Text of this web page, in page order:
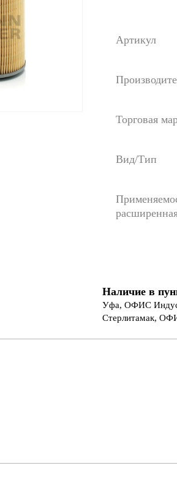
Артикул
Торговая
Вид/Тип
Наличие в
Уфа, ОФИС
Стерлитамак,